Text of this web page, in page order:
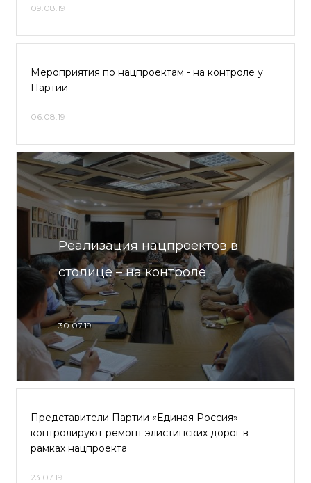
09.08.19
Мероприятия по нацпроектам - на контроле у
Партии
06.08.19
Реализация нацпроектов в
столице – на контроле
30.07.19
Представители Партии «Единая Россия»
контролируют ремонт элистинских дорог в
рамках нацпроекта
23.07.19